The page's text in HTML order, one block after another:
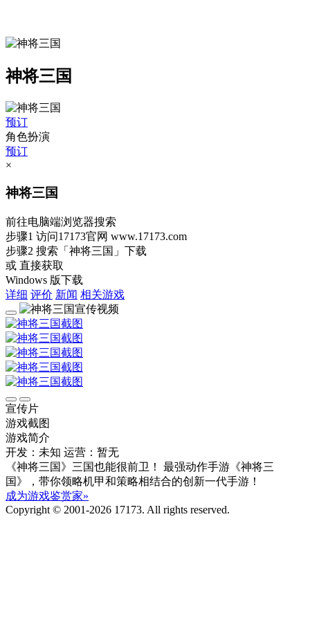
神将三国
预订
角色扮演
预订
×
神将三国
前往电脑端浏览器搜索
步骤1 访问17173官网 www.17173.com
步骤2 搜索 「神将三国」 下载
或 直接获取
Windows 版下载
详细 评价 新闻 相关游戏
宣传片
游戏截图
游戏简介
开发：未知 运营：暂无
《神将三国》三国也能很前卫！ 最强动作手游《神将三
国》，带你领略机甲和策略相结合的创新一代手游！
成为游戏鉴赏家»
Copyright © 2001-2026 17173. All rights reserved.